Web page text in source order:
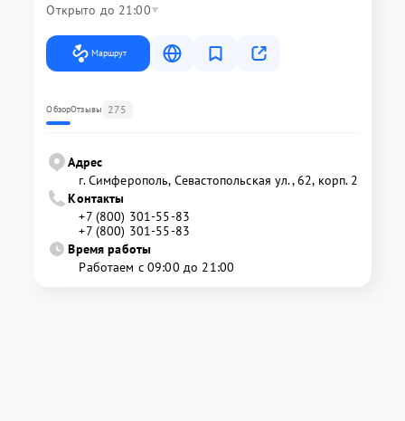
Открыто до 21:00
Маршрут
ОбзорОтзывы 275
Адрес
г. Симферополь, Севастопольская ул., 62, корп. 2
Контакты
+7 (800) 301-55-83
+7 (800) 301-55-83
Время работы
Работаем с 09:00 до 21:00